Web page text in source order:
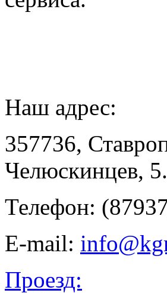
Наш адрес:
357736,
Челюскинцев, 5.
Телефон:
E-mail:
Проезд: